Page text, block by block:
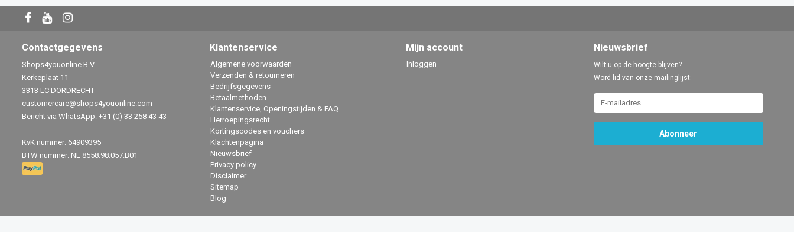
Contactgegevens
Shops4youonline B.V.
Kerkeplaat 11
3313 LC DORDRECHT
customercare@shops4youonline.com
Bericht via WhatsApp: +31 (0) 33 258 43 43
KvK nummer: 64909395
BTW nummer: NL 8558.98.057.B01
Klantenservice
Algemene voorwaarden
Verzenden & retourneren
Bedrijfsgegevens
Betaalmethoden
Klantenservice, Openingstijden & FAQ
Herroepingsrecht
Kortingscodes en vouchers
Klachtenpagina
Nieuwsbrief
Privacy policy
Disclaimer
Sitemap
Blog
Mijn account
Inloggen
Nieuwsbrief
Wilt u op de hoogte blijven?
Word lid van onze mailinglijst:
Abonneer